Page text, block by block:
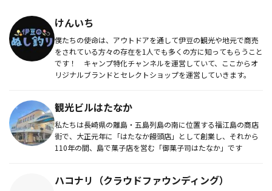
けんいち
僕たちの使命は、アウトドアを通して伊豆の観光や地元で商売
をされている方々の存在を1人でも多くの方に知ってもらうこと
です！ キャンプ特化チャンネルを運営していて、ここからオ
リジナルブランドとセレクトショップを運営していきます。
観光ビルはたなか
私たちは長崎県の離島・五島列島の南に位置する福江島の商店
街で、大正元年に「はたなか饅頭店」として創業し、それから
110年の間、島で菓子店を営む「御菓子司はたなか」です
ハコナリ（クラウドファウンディング）